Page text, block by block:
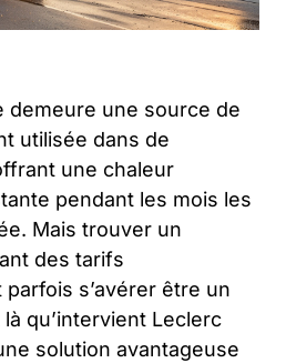
demeure une source de
utilisée dans de
une chaleur
pendant les mois les
Mais trouver un
des tarifs
s’avérer être un
qu’intervient Leclerc
solution avantageuse